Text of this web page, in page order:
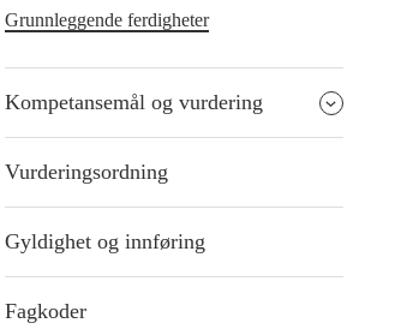
Grunnleggende ferdigheter
Kompetansemål og vurdering
Vurderingsordning
Gyldighet og innføring
Fagkoder